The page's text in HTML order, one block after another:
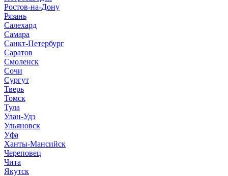
Ростов-на-Дону
Рязань
Салехард
Самара
Санкт-Петербург
Саратов
Смоленск
Сочи
Сургут
Тверь
Томск
Тула
Улан-Удэ
Ульяновск
Уфа
Ханты-Мансийск
Череповец
Чита
Якутск